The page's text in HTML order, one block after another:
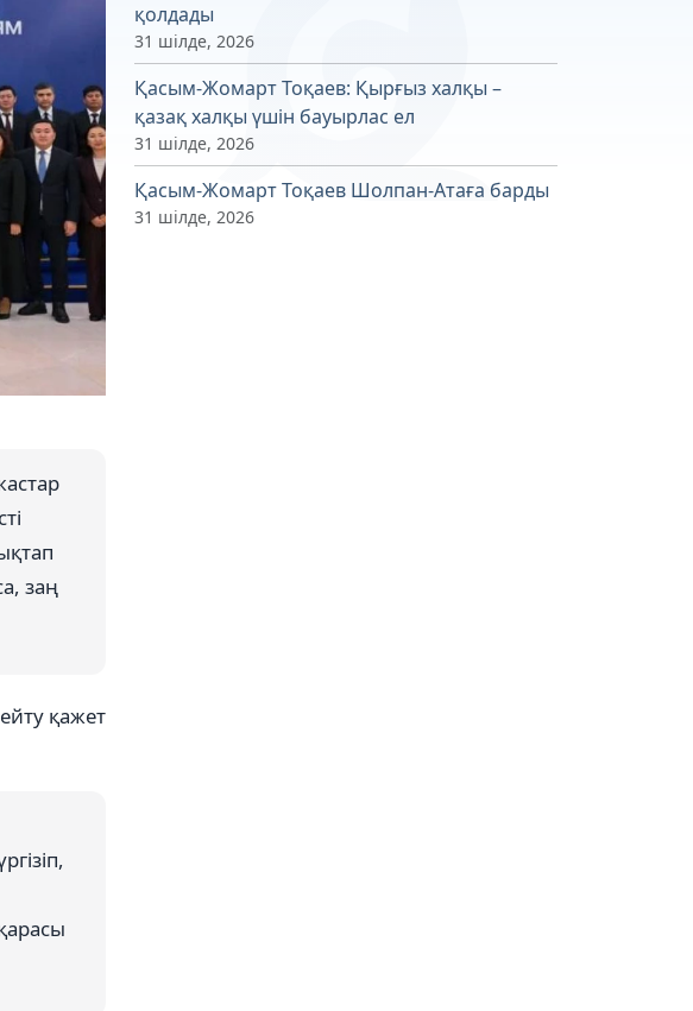
заң
қажет
қолдады
31 шілде, 2026
Қасым-Жомарт Тоқаев: Қырғыз халқы –
қазақ халқы үшін бауырлас ел
31 шілде, 2026
Қасым-Жомарт Тоқаев Шолпан-Атаға барды
31 шілде, 2026